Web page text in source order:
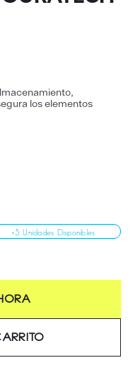
los elementos
+5 Unidades Disponibles